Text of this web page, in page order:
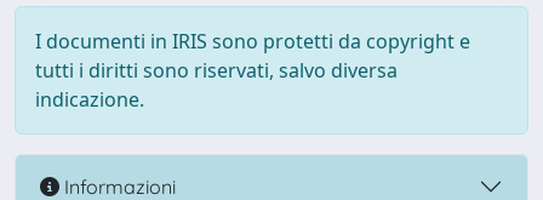
I documenti in IRIS sono protetti da copyright e
tutti i diritti sono riservati, salvo diversa
indicazione.
Informazioni